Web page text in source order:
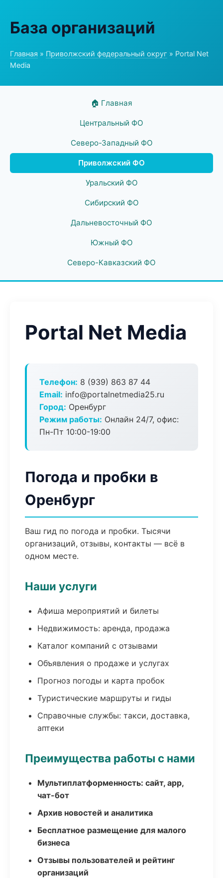
База организаций
Главная » Приволжский федеральный округ » Portal Net
Media
🏠 Главная
Центральный ФО
Северо-Западный ФО
Приволжский ФО
Уральский ФО
Сибирский ФО
Дальневосточный ФО
Южный ФО
Северо-Кавказский ФО
Portal Net Media
Телефон: 8 (939) 863 87 44
Email: info@portalnetmedia25.ru
Город: Оренбург
Режим работы: Онлайн 24/7, офис:
Пн-Пт 10:00-19:00
Погода и пробки в
Оренбург
Ваш гид по погода и пробки. Тысячи
организаций, отзывы, контакты — всё в
одном месте.
Наши услуги
Афиша мероприятий и билеты
Недвижимость: аренда, продажа
Каталог компаний с отзывами
Объявления о продаже и услугах
Прогноз погоды и карта пробок
Туристические маршруты и гиды
Справочные службы: такси, доставка,
аптеки
Преимущества работы с нами
Мультиплатформенность: сайт, app,
чат-бот
Архив новостей и аналитика
Бесплатное размещение для малого
бизнеса
Отзывы пользователей и рейтинг
организаций